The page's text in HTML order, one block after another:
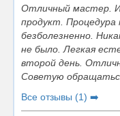
Отличный мастер.
продукт. Процедура
безболезненно.
не было. Легкая
второй день.
Советую
Все отзывы (1) ➡️